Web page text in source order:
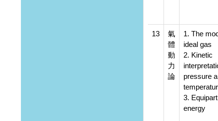
13
氣
體
動
力
論
1. The
ideal gas
2. Kinetic
pressure
3.
energy